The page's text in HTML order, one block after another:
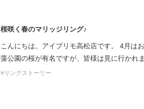
桜咲く春のマリッジリング♪
こんにちは。アイプリモ高松店です。 4月は
藻公園の桜が有名ですが、皆様は見に行か
リングストーリー